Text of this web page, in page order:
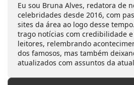
Eu sou Bruna Alves, redatora de
celebridades desde 2016, com
sites da área ao logo desse tempo.
trago notícias com credibilidade
leitores, relembrando
dos famosos, mas também
atualizados com assuntos da